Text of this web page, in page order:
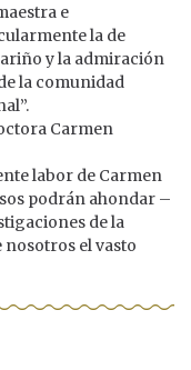
e
la de
y la admiración
la comunidad
Carmen
labor de Carmen
podrán ahondar –
de la
el vasto